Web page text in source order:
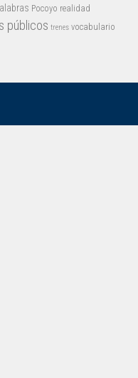
Pocoyo realidad
públicos trenes vocabulario